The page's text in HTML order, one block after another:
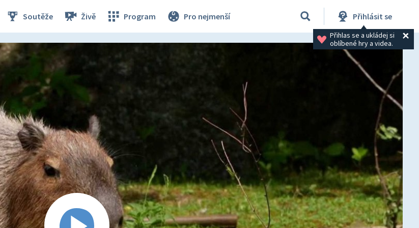
Soutěže Živě Program Pro nejmenší Přihlásit se
Přihlas se a ukládej si
oblíbené hry a videa.